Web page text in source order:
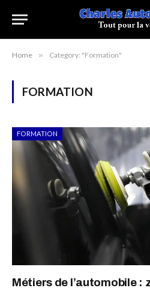
Home » Category: "Formation"
FORMATION
FORMATION
Métiers de l’automobile :